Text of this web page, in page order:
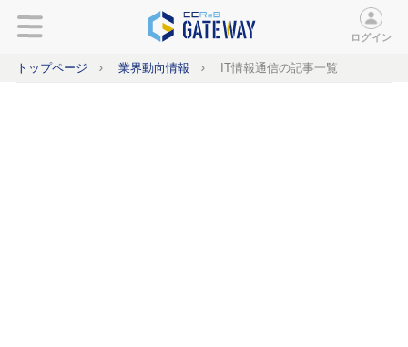
ログイン
トップページ 業界動向情報 IT情報通信の記事一覧